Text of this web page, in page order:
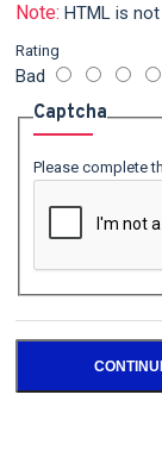
Note: HTML is
Rating
Bad
Captcha
Please complete